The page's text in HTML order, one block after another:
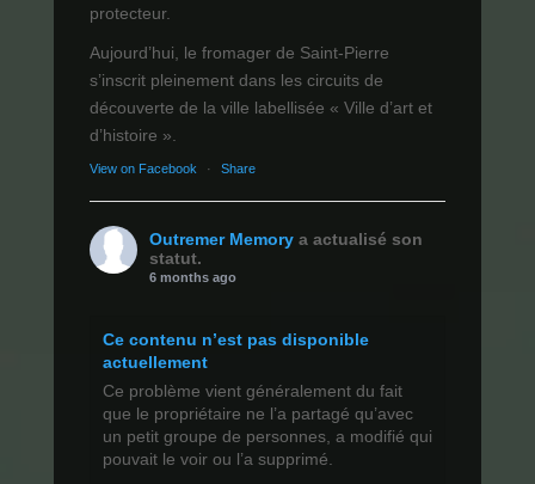
protecteur.
Aujourd’hui, le fromager de Saint-Pierre
s’inscrit pleinement dans les circuits de
découverte de la ville labellisée « Ville d’art et
d’histoire ».
View on Facebook · Share
Outremer Memory a actualisé son
statut.
6 months ago
Ce contenu n’est pas disponible
actuellement
Ce problème vient généralement du fait
que le propriétaire ne l’a partagé qu’avec
un petit groupe de personnes, a modifié qui
pouvait le voir ou l’a supprimé.